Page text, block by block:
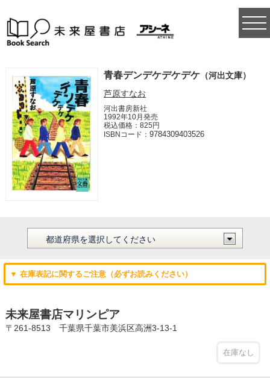
青春デンデケデケデケ （河出文庫）
芦原すなお
河出書房新社
1992年10月発売
税込価格：825円
ISBNコード：9784309403526
▼ 在庫表記に関するご注意（必ずお読みください）
未来屋書店マリンピア
〒261-8513 千葉県千葉市美浜区高洲3-13-1
在庫なし